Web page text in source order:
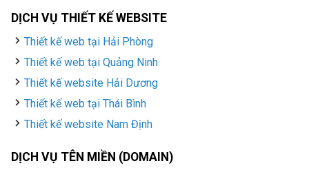
DỊCH VỤ THIẾT KẾ WEBSITE
Thiết kế web tại Hải Phòng
Thiết kế web tại Quảng Ninh
Thiết kế website Hải Dương
Thiết kế web tại Thái Bình
Thiết kế website Nam Định
DỊCH VỤ TÊN MIỀN (DOMAIN)